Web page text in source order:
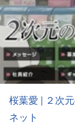
桜葉愛 | ２次
ネット